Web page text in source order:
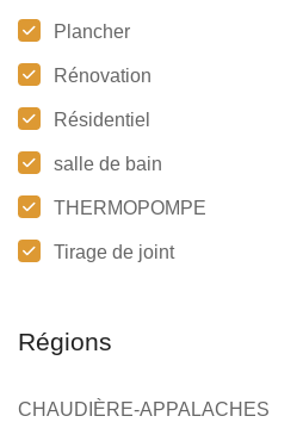
Plancher
Rénovation
Résidentiel
salle de bain
THERMOPOMPE
Tirage de joint
Régions
CHAUDIÈRE-APPALACHES